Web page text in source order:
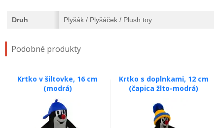
Druh Plyšák / Plyšáček / Plush toy
Podobné produkty
Krtko v šiltovke, 16 cm
(modrá)
Krtko s doplnkami, 12 cm
(čapica žlto-modrá)